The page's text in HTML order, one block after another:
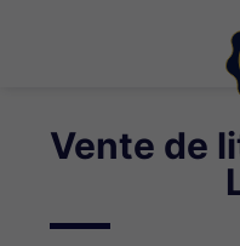
Vente de